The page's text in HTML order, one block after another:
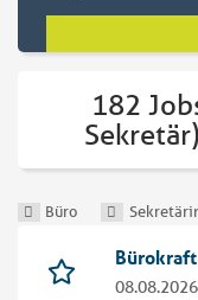
182
Büro